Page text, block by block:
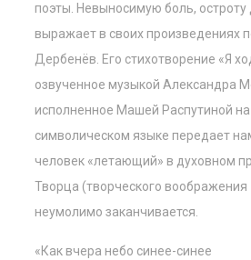
поэты. Невыносимую боль, остроту
выражает в своих произведениях
Дербенёв. Его стихотворение «Я
озвученное музыкой Александра
исполненное Машей Распутиной
символическом языке передает
человек «летающий» в духовном
Творца (творческого воображения
неумолимо заканчивается.
«Как вчера небо синее-синее